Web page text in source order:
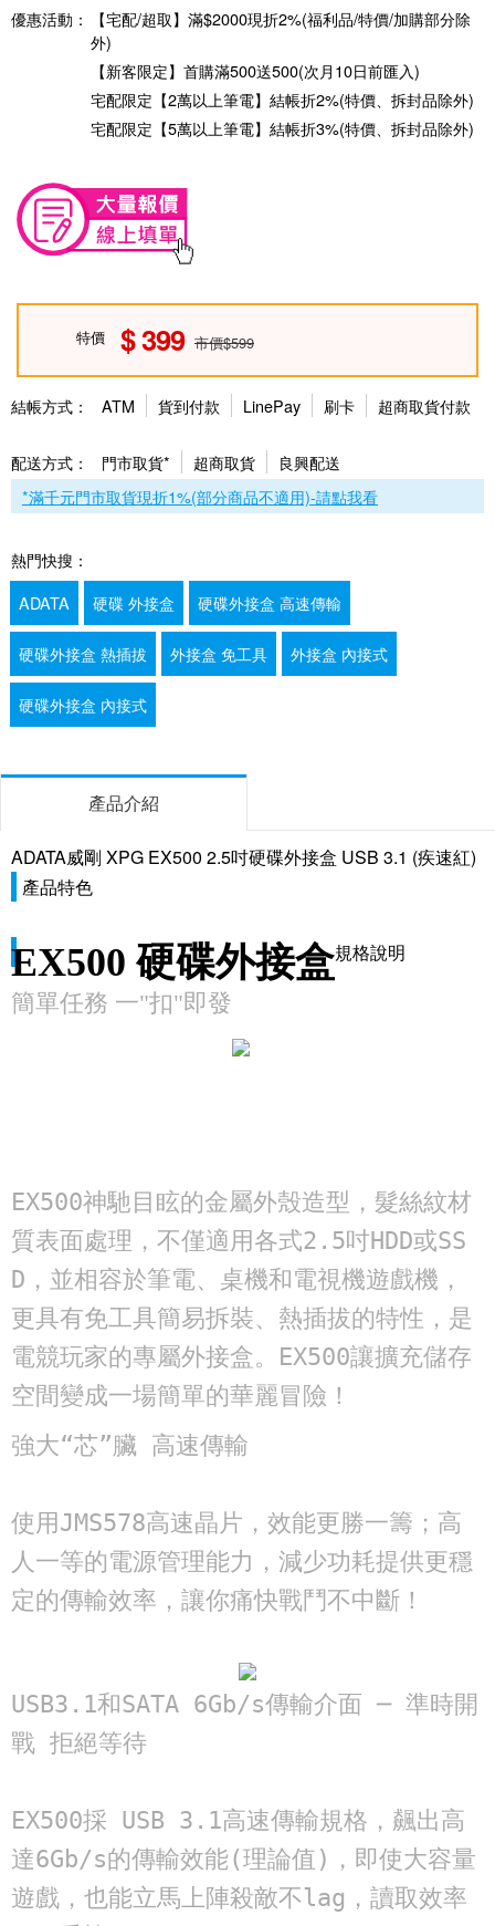
優惠活動：
【宅配/超取】滿$2000現折2%(福利品/特價/加購部分除
外)
【新客限定】首購滿500送500(次月10日前匯入)
宅配限定【2萬以上筆電】結帳折2%(特價、拆封品除外)
宅配限定【5萬以上筆電】結帳折3%(特價、拆封品除外)
特價 399 市價$599
結帳方式： ATM 貨到付款 LinePay 刷卡 超商取貨付款
配送方式： 門市取貨* 超商取貨
良興配送
*滿千元門市取貨現折1%(部分商品不適用)-請點我看
熱門快搜：
ADATA
硬碟 外接盒 硬碟外接盒 高速傳輸
硬碟外接盒 熱插拔 外接盒 免工具 外接盒 內接式
硬碟外接盒 內接式
產品介紹
ADATA威剛 XPG EX500 2.5吋硬碟外接盒 USB 3.1 (疾速紅)
產品特色
EX500 硬碟外接盒
簡單任務 一"扣"即發
EX500神馳目眩的金屬外殼造型，髮絲紋材
質表面處理，不僅適用各式2.5吋HDD或SS
D，並相容於筆電、桌機和電視機遊戲機，
更具有免工具簡易拆裝、熱插拔的特性，是
電競玩家的專屬外接盒。EX500讓擴充儲存
空間變成一場簡單的華麗冒險！
強大“芯”臟 高速傳輸
使用JMS578高速晶片，效能更勝一籌；高
人一等的電源管理能力，減少功耗提供更穩
定的傳輸效率，讓你痛快戰鬥不中斷！
USB3.1和SATA 6Gb/s傳輸介面 ─ 準時開
戰 拒絕等待
EX500採 USB 3.1高速傳輸規格，飆出高
達6Gb/s的傳輸效能(理論值)，即使大容量
遊戲，也能立馬上陣殺敵不lag，讀取效率
規格說明